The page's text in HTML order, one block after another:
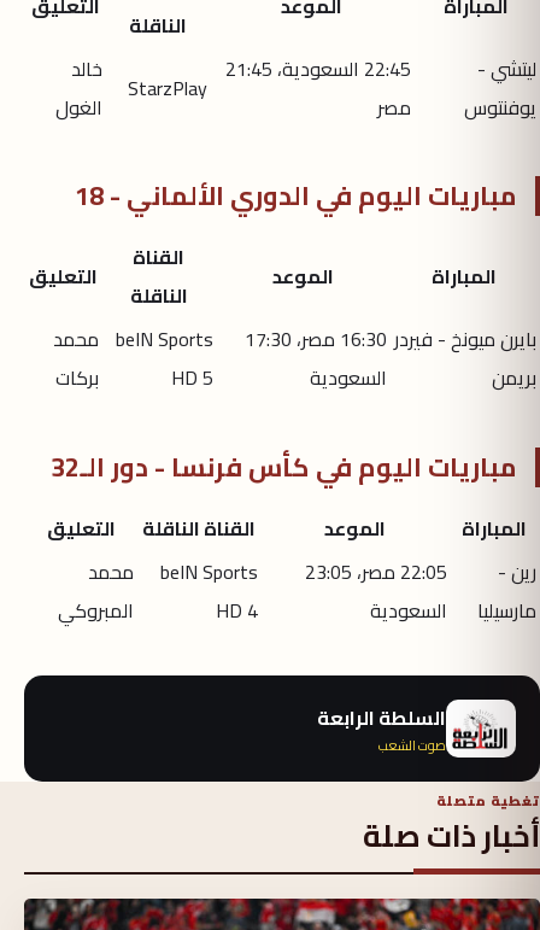
الناقلة
ليتشي -
يوفنتوس
22:45 السعودية، 21:45
مصر
StarzPlay
خالد
الغول
مباريات اليوم في الدوري الألماني - 18
المباراة الموعد
القناة
الناقلة
التعليق
بايرن ميونخ - فيردر
بريمن
16:30 مصر، 17:30
السعودية
beIN Sports
HD 5
محمد
بركات
مباريات اليوم في كأس فرنسا - دور الـ32
المباراة الموعد القناة الناقلة
التعليق
رين -
مارسيليا
22:05 مصر، 23:05
السعودية
beIN Sports
HD 4
محمد
المبروكي
السلطة الرابعة
صوت الشعب
تغطية متصلة
أخبار ذات صلة